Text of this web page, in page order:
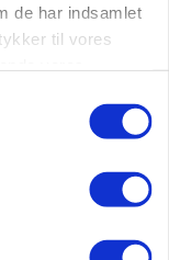
de har indsamlet
til vores
om